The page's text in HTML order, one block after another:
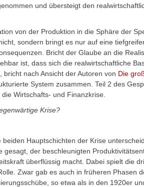
und übersteigt den
von der Produktion in die Sphäre der
sondern bringt es nur auf eine
Bricht der Glaube an die
ist, dass sich die realwirtschaftliche
nach Ansicht der Autoren von Die
System zusammen. Teil 2 des
Wirtschafts- und Finanzkrise.
Krise?
Hauptschichten der Krise
gesagt, der beschleunigten
überflüssig macht. Dabei spielt die
Zwar gab es auch in früheren Phasen
so etwa als in den 1920er